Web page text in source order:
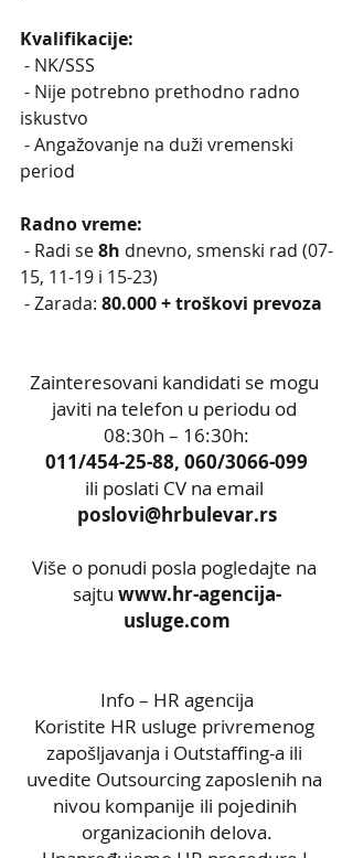
Kvalifikacije:
- NK/SSS
iskustvo
period
Radno vreme:
- Radi se 8h dnevno, smenski rad (07-
15, 11-19 i 15-23)
- Zarada: 80.000 + troškovi prevoza
Zainteresovani kandidati se mogu
javiti na telefon u periodu od
08:30h – 16:30h:
011/454-25-88, 060/3066-099
ili poslati CV na email
poslovi@hrbulevar.rs
Više o ponudi posla pogledajte na
sajtu www.hr-agencija-
usluge.com
Info – HR agencija
Koristite HR usluge privremenog
zapošljavanja i Outstaffing-a ili
uvedite Outsourcing zaposlenih na
nivou kompanije ili pojedinih
organizacionih delova.